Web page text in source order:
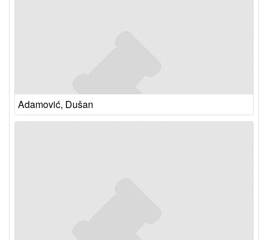
Adamović, Dušan